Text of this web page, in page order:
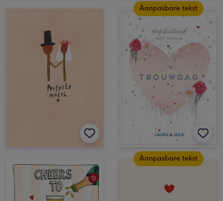
Aanpasbare tekst
Aanpasbare tekst